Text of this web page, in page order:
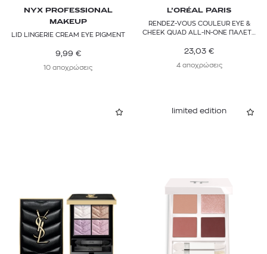
NYX PROFESSIONAL
MAKEUP
LID LINGERIE CREAM EYE PIGMENT
9,99 €
10 αποχρώσεις
L’ORÉAL PARIS
RENDEZ-VOUS COULEUR EYE &
CHEEK QUAD ALL-IN-ONE ΠΑΛΕΤΑ
23,03 €
4 αποχρώσεις
limited edition